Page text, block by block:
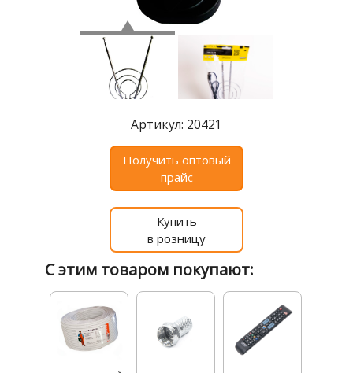
news@signalelectronics.ru
Артикул: 20421
Получить оптовый
прайс
Купить
в розницу
С этим товаром покупают: